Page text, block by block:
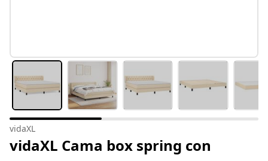
vidaXL
vidaXL Cama box spring con